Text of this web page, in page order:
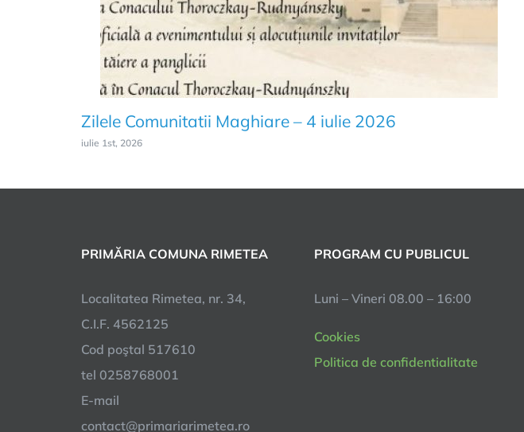
Zilele Comunitatii Maghiare – 4 iulie 2026
iulie 1st, 2026
PRIMĂRIA COMUNA RIMETEA
Localitatea Rimetea, nr. 34,
C.I.F. 4562125
Cod poştal 517610
tel 0258768001
E-mail
contact@primariarimetea.ro
PROGRAM CU PUBLICUL
Luni – Vineri 08.00 – 16:00
Cookies
Politica de confidentialitate